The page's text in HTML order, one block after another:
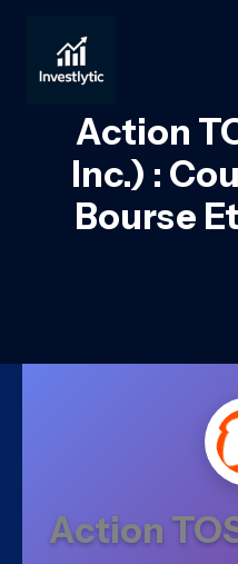
contenu
Action
Inc.) :
Bourse
Action